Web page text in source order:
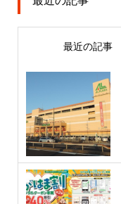
最近の記事